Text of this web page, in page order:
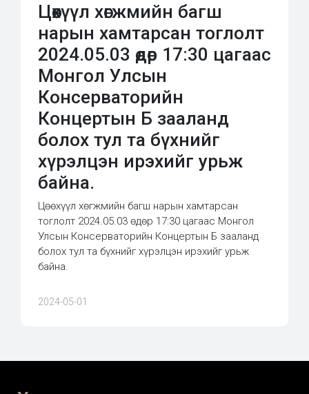
Цөөхүүл хөгжмийн багш
нарын хамтарсан тоглолт
2024.05.03 өдөр 17:30 цагаас
Монгол Улсын
Консерваторийн
Концертын Б зааланд
болох тул та бүхнийг
хүрэлцэн ирэхийг урьж
байна.
Цөөхүүл хөгжмийн багш нарын хамтарсан
тоглолт 2024.05.03 өдөр 17:30 цагаас Монгол
Улсын Консерваторийн Концертын Б зааланд
болох тул та бүхнийг хүрэлцэн ирэхийг урьж
байна.
2024-05-01